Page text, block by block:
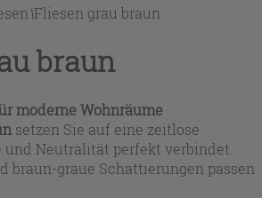
\Fliesen grau braun
braun
moderne Wohnräume
setzen Sie auf eine zeitlose
und Neutralität perfekt verbindet.
braun-graue Schattierungen passen
schwarzen Armaturen oder